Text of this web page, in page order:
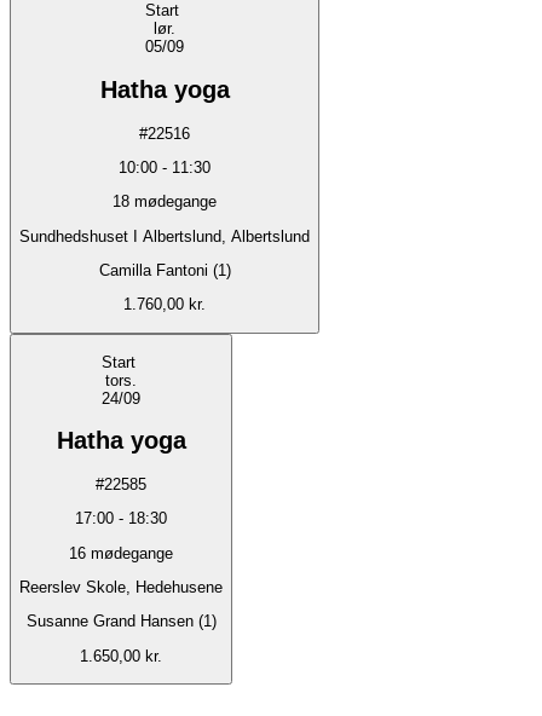
Start
lør.
05/09
Hatha yoga
#22516
10:00 - 11:30
18 mødegange
Sundhedshuset I Albertslund, Albertslund
Camilla Fantoni (1)
1.760,00 kr.
Start
tors.
24/09
Hatha yoga
#22585
17:00 - 18:30
16 mødegange
Reerslev Skole, Hedehusene
Susanne Grand Hansen (1)
1.650,00 kr.